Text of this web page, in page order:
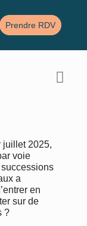
Prendre RDV
juillet 2025,
voie
a
en
sur de
?